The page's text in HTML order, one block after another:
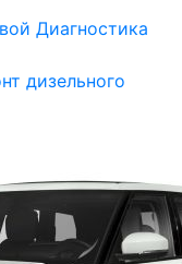
Диагностика
дизельного